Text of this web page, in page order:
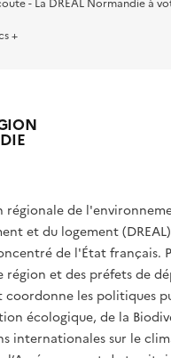
+
régionale de
et du logement
de l'État français.
région et des préfets de
les politiques
écologique, de la
internationales sur le